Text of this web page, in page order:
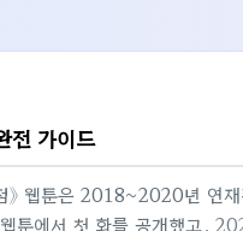
전 가이드
》 웹툰은 2018~2020년 연
에서 첫 화를 공개했고,